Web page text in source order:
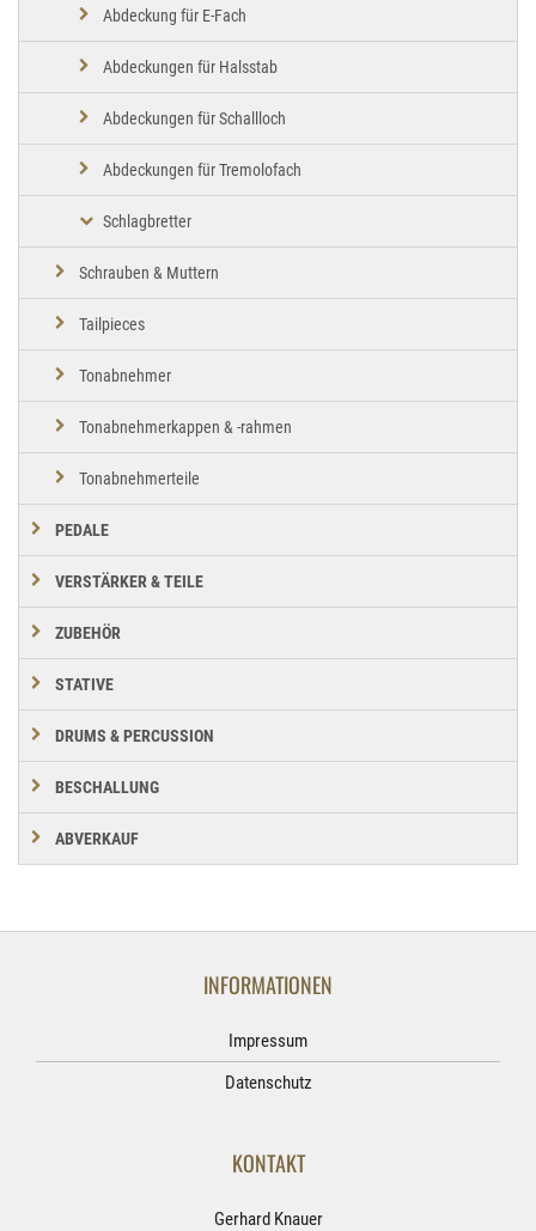
Abdeckung für E-Fach
Abdeckungen für Halsstab
Abdeckungen für Schallloch
Abdeckungen für Tremolofach
Schlagbretter
Schrauben & Muttern
Tailpieces
Tonabnehmer
Tonabnehmerkappen & -rahmen
Tonabnehmerteile
PEDALE
VERSTÄRKER & TEILE
ZUBEHÖR
STATIVE
DRUMS & PERCUSSION
BESCHALLUNG
ABVERKAUF
INFORMATIONEN
Impressum
Datenschutz
KONTAKT
Gerhard Knauer